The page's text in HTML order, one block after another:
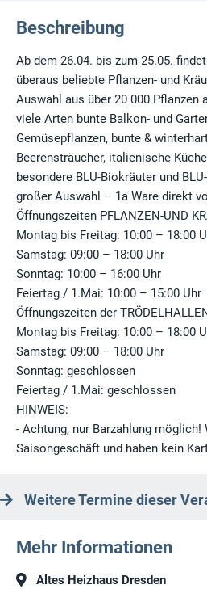
Beschreibung
Ab dem 26.04. bis zum 25.05.
überaus beliebte Pflanzen- und
Auswahl aus über 20 000 Pflanzen
viele Arten bunte Balkon- und
Gemüsepflanzen, bunte &
Beerensträucher, italienische
besondere BLU-Biokräuter und
großer Auswahl – 1a Ware direkt
Öffnungszeiten PFLANZEN-UND
Montag bis Freitag: 10:00 – 18:00
Samstag: 09:00 – 18:00 Uhr
Sonntag: 10:00 – 16:00 Uhr
Feiertag / 1.Mai: 10:00 – 15:00 Uhr
Öffnungszeiten der
Montag bis Freitag: 10:00 – 18:00
Samstag: 09:00 – 18:00 Uhr
Sonntag: geschlossen
Feiertag / 1.Mai: geschlossen
HINWEIS:
- Achtung, nur Barzahlung möglich!
Saisongeschäft und haben kein
Weitere Termine dieser
Mehr Informationen
Altes Heizhaus Dresden